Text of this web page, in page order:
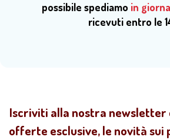
possibile spediamo in
ricevuti entro le
Iscriviti alla nostra newsletter
offerte esclusive, le novità sui